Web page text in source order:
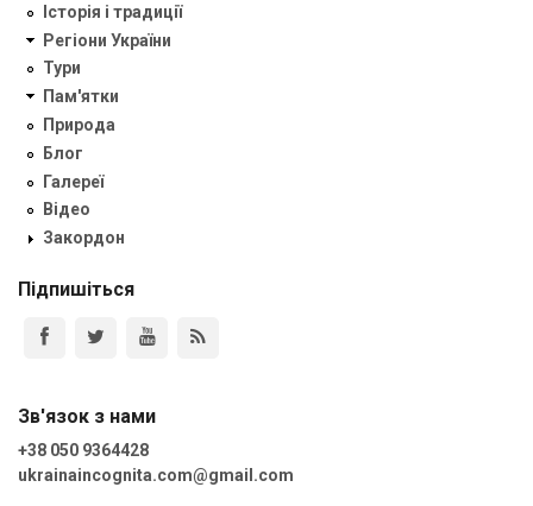
Історія і традиції
Регіони України
Тури
Пам'ятки
Природа
Блог
Галереї
Відео
Закордон
Підпишіться
Зв'язок з нами
+38 050 9364428
ukrainaincognita.com@gmail.com